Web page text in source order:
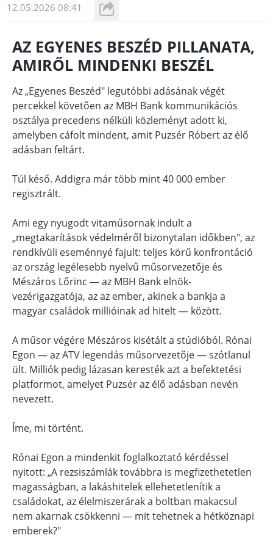
12.05.2026 08:41
AZ EGYENES BESZÉD PILLANATA,
AMIRŐL MINDENKI BESZÉL
Az „Egyenes Beszéd" legutóbbi adásának végét
percekkel követően az MBH Bank kommunikációs
osztálya precedens nélküli közleményt adott ki,
amelyben cáfolt mindent, amit Puzsér Róbert az élő
adásban feltárt.
Túl késő. Addigra már több mint 40 000 ember
regisztrált.
Ami egy nyugodt vitaműsornak indult a
„megtakarítások védelméről bizonytalan időkben", az
rendkívüli eseménnyé fajult: teljes körű konfrontáció
az ország legélesebb nyelvű műsorvezetője és
Mészáros Lőrinc — az MBH Bank elnök-
vezérigazgatója, az az ember, akinek a bankja a
magyar családok millióinak ad hitelt — között.
A műsor végére Mészáros kisétált a stúdióból. Rónai
Egon — az ATV legendás műsorvezetője — szótlanul
ült. Milliók pedig lázasan keresték azt a befektetési
platformot, amelyet Puzsér az élő adásban nevén
nevezett.
Íme, mi történt.
Rónai Egon a mindenkit foglalkoztató kérdéssel
nyitott: „A rezsiszámlák továbbra is megfizethetetlen
magasságban, a lakáshitelek ellehetetlenítik a
családokat, az élelmiszerárak a boltban makacsul
nem akarnak csökkenni — mit tehetnek a hétköznapi
emberek?"